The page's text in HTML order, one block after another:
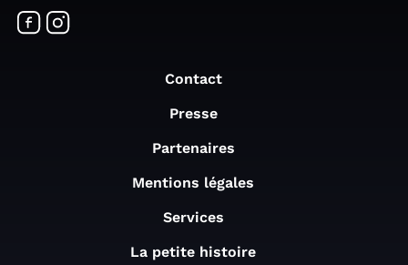
Contact
Presse
Partenaires
Mentions légales
Services
La petite histoire